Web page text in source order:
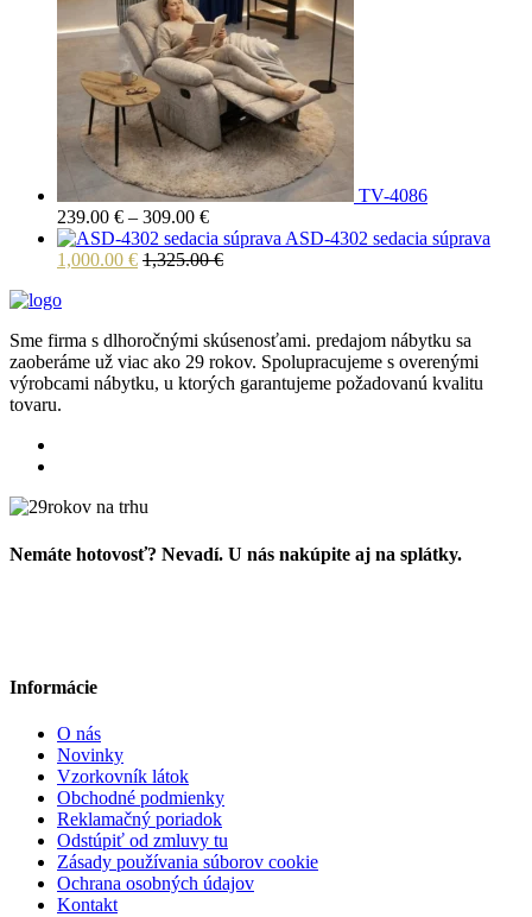
TV-4086
239.00 € – 309.00 €Price
range:
239.00 €
ASD-4302 sedacia súprava
1,000.00 € 1,325.00€
Sme firma s dlhoročnými skúsenosťami. predajom nábytku sa
zaoberáme už viac ako 29 rokov. Spolupracujeme s overenými
výrobcami nábytku, u ktorých garantujeme požadovanú kvalitu
tovaru.
Nemáte hotovosť? Nevadí. U nás nakúpite aj na splátky.
Informácie
O nás
Novinky
Vzorkovník látok
Obchodné podmienky
Reklamačný poriadok
Odstúpiť od zmluvy tu
Zásady používania súborov cookie
Ochrana osobných údajov
Kontakt